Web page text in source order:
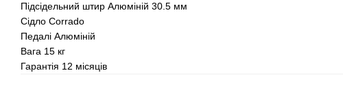
Підсідельний штир Алюміній 30.5 мм
Сідло Corrado
Педалі Алюміній
Вага 15 кг
Гарантія 12 місяців